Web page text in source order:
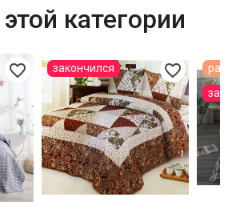
категории
favorite_border favorite_border
закончился